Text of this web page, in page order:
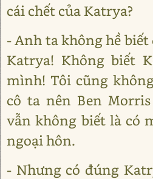
cái chết của Katrya?
- Anh ta không hề
Katrya! Không biết
mình! Tôi cũng
cô ta nên Ben
vẫn không biết là có
ngoại hôn.
- Nhưng có đúng